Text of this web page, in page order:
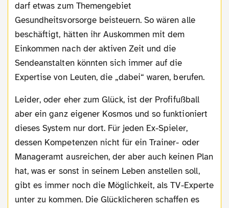
darf etwas zum Themengebiet
Gesundheitsvorsorge beisteuern. So wären alle
beschäftigt, hätten ihr Auskommen mit dem
Einkommen nach der aktiven Zeit und die
Sendeanstalten könnten sich immer auf die
Expertise von Leuten, die „dabei“ waren, berufen.
Leider, oder eher zum Glück, ist der Profifußball
aber ein ganz eigener Kosmos und so funktioniert
dieses System nur dort. Für jeden Ex-Spieler,
dessen Kompetenzen nicht für ein Trainer- oder
Manageramt ausreichen, der aber auch keinen Plan
hat, was er sonst in seinem Leben anstellen soll,
gibt es immer noch die Möglichkeit, als TV-Experte
unter zu kommen. Die Glücklicheren schaffen es